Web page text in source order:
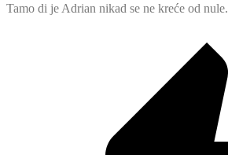
Tamo di je Adrian nikad se ne kreće od nule.